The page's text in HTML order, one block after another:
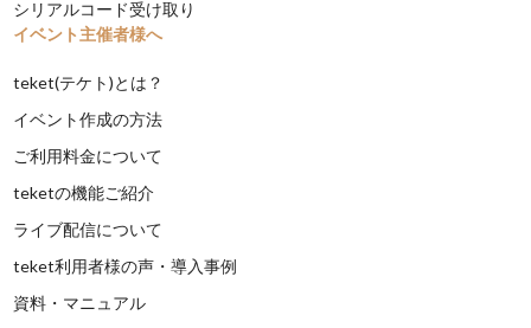
シリアルコード受け取り
イベント主催者様へ
teket(テケト)とは？
イベント作成の方法
ご利用料金について
teketの機能ご紹介
ライブ配信について
teket利用者様の声・導入事例
資料・マニュアル